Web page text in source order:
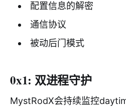
配置信息的解密
通信协议
被动后门模式
0x1: 双进程守护
MystRodX会持续监控